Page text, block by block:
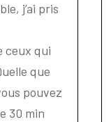
j’ai pris
ceux qui
que
pouvez
30 min